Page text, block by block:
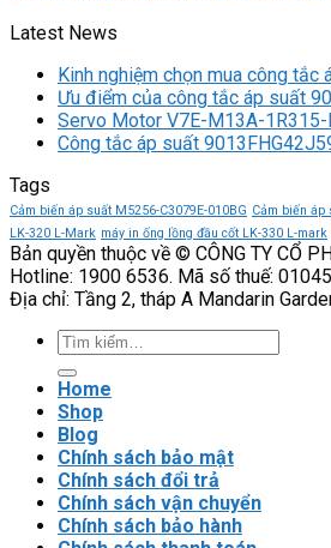
Latest News
Kinh nghiệm chọn mua công
Ưu điểm của công tắc áp suất
Servo Motor V7E-M13A-
Công tắc áp suất
Tags
Cảm biến áp suất M5256-C3079E-010BG Cảm biến áp
LK-320 L-Mark máy in ống lồng đầu cốt LK-330 L-mark
Bản quyền thuộc về © CÔNG TY CỔ
Hotline: 1900 6536. Mã số thuế:
Địa chỉ: Tầng 2, tháp A Mandarin
Tìm
kiếm:
Home
Shop
Blog
Chính sách bảo mật
Chính sách đổi trả
Chính sách vận chuyển
Chính sách bảo hành